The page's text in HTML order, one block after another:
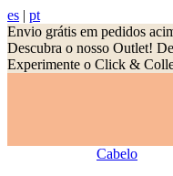
es | pt
Envio grátis em pedidos
Descubra o nosso Outlet!
Experimente o Click &
Cabelo